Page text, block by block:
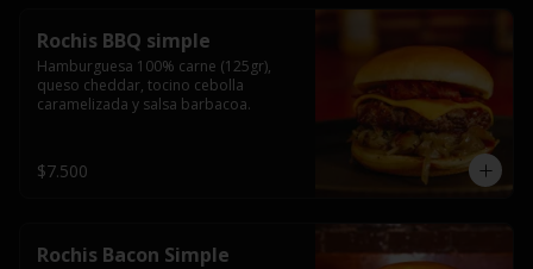
Rochis BBQ simple
Hamburguesa 100% carne (125gr),
queso cheddar, tocino cebolla
caramelizada y salsa barbacoa.
$7.500
Rochis Bacon Simple